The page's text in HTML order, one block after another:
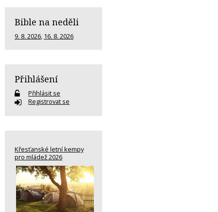
Bible na neděli
9. 8. 2026, 16. 8. 2026
Přihlášení
Přihlásit se
Registrovat se
Křesťanské letní kempy
pro mládež 2026